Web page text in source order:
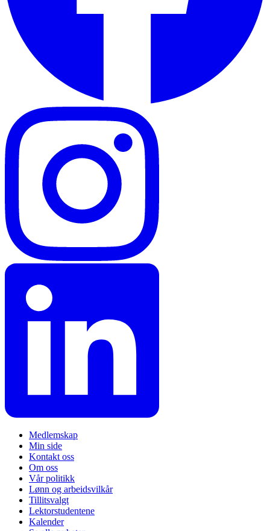
Medlemskap
Min side
Kontakt oss
Om oss
Vår politikk
Lønn og arbeidsvilkår
Tillitsvalgt
Lektorstudentene
Kalender